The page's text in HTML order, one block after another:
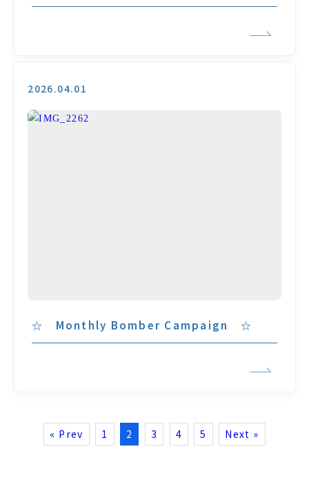
2026.04.01
☆ Monthly Bomber Campaign ☆
« Prev 1 2 3 4 5 Next »